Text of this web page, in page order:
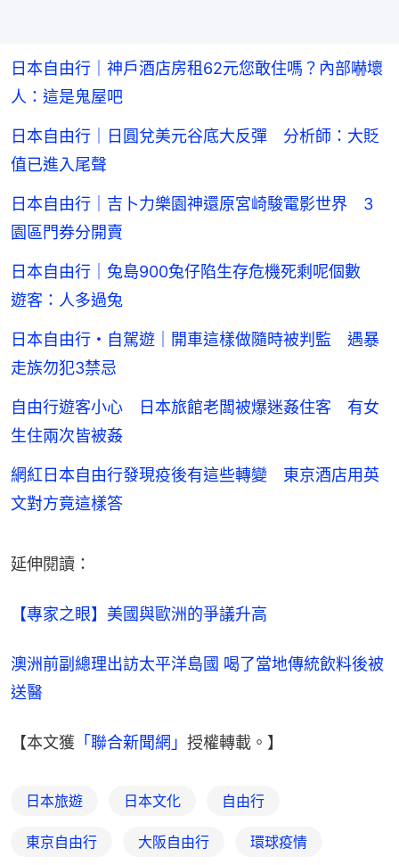
日本自由行｜神戶酒店房租62元您敢住嗎？內部嚇壞
人：這是鬼屋吧
日本自由行｜日圓兌美元谷底大反彈 分析師：大貶
值已進入尾聲
日本自由行｜吉卜力樂園神還原宮崎駿電影世界 3
園區門券分開賣
日本自由行｜兔島900兔仔陷生存危機死剩呢個數
遊客：人多過兔
日本自由行・自駕遊｜開車這樣做隨時被判監 遇暴
走族勿犯3禁忌
自由行遊客小心 日本旅館老闆被爆迷姦住客 有女
生住兩次皆被姦
網紅日本自由行發現疫後有這些轉變 東京酒店用英
文對方竟這樣答
延伸閱讀：
【專家之眼】美國與歐洲的爭議升高
澳洲前副總理出訪太平洋島國 喝了當地傳統飲料後被
送醫
【本文獲 「聯合新聞網」 授權轉載。】
日本旅遊 日本文化 自由行
東京自由行 大阪自由行 環球疫情